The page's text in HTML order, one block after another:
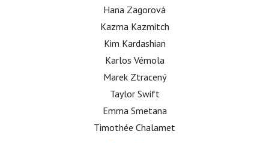
Hana Zagorová
Kazma Kazmitch
Kim Kardashian
Karlos Vémola
Marek Ztracený
Taylor Swift
Emma Smetana
Timothée Chalamet